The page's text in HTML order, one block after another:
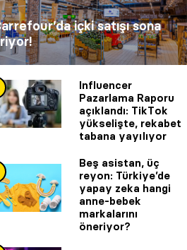
içki satışı sona
Influencer
Pazarlama Raporu
açıklandı: TikTok
yükselişte, rekabet
tabana yayılıyor
Beş asistan, üç
reyon: Türkiye’de
yapay zeka hangi
anne-bebek
markalarını
öneriyor?